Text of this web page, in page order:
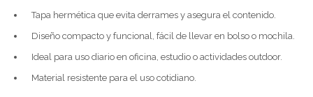
Tapa hermética que evita derrames y asegura el contenido.
Diseño compacto y funcional, fácil de llevar en bolso o mochila.
Ideal para uso diario en oficina, estudio o actividades outdoor.
Material resistente para el uso cotidiano.